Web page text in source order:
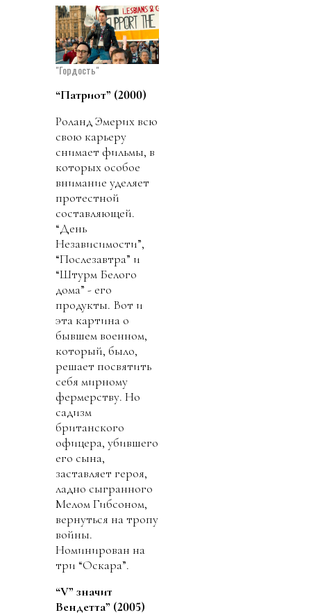
"Гордость"
“Патриот” (2000)
Роланд Эмерих всю
свою карьеру
снимает фильмы, в
которых особое
внимание уделяет
протестной
составляющей.
“День
Независимости”,
“Послезавтра” и
“Штурм Белого
дома” - его
продукты. Вот и
эта картина о
бывшем военном,
который, было,
решает посвятить
себя мирному
фермерству. Но
садизм
британского
офицера, убившего
его сына,
заставляет героя,
ладно сыгранного
Мелом Гибсоном,
вернуться на тропу
войны.
Номинирован на
три “Оскара”.
“V” значит
Вендетта” (2005)